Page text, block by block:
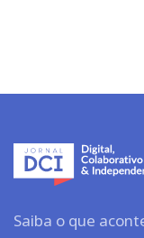
Saiba o que